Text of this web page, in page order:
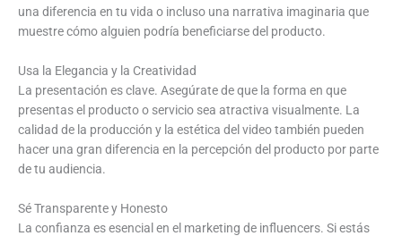
una diferencia en tu vida o incluso una narrativa imaginaria que
muestre cómo alguien podría beneficiarse del producto.
Usa la Elegancia y la Creatividad
La presentación es clave. Asegúrate de que la forma en que
presentas el producto o servicio sea atractiva visualmente. La
calidad de la producción y la estética del video también pueden
hacer una gran diferencia en la percepción del producto por parte
de tu audiencia.
Sé Transparente y Honesto
La confianza es esencial en el marketing de influencers. Si estás